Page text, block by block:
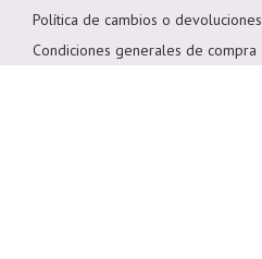
Política de cambios o devoluciones
Condiciones generales de compra